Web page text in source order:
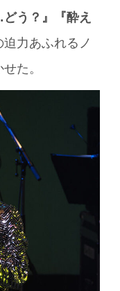
う？』『酔え
力あふれるノ
た。